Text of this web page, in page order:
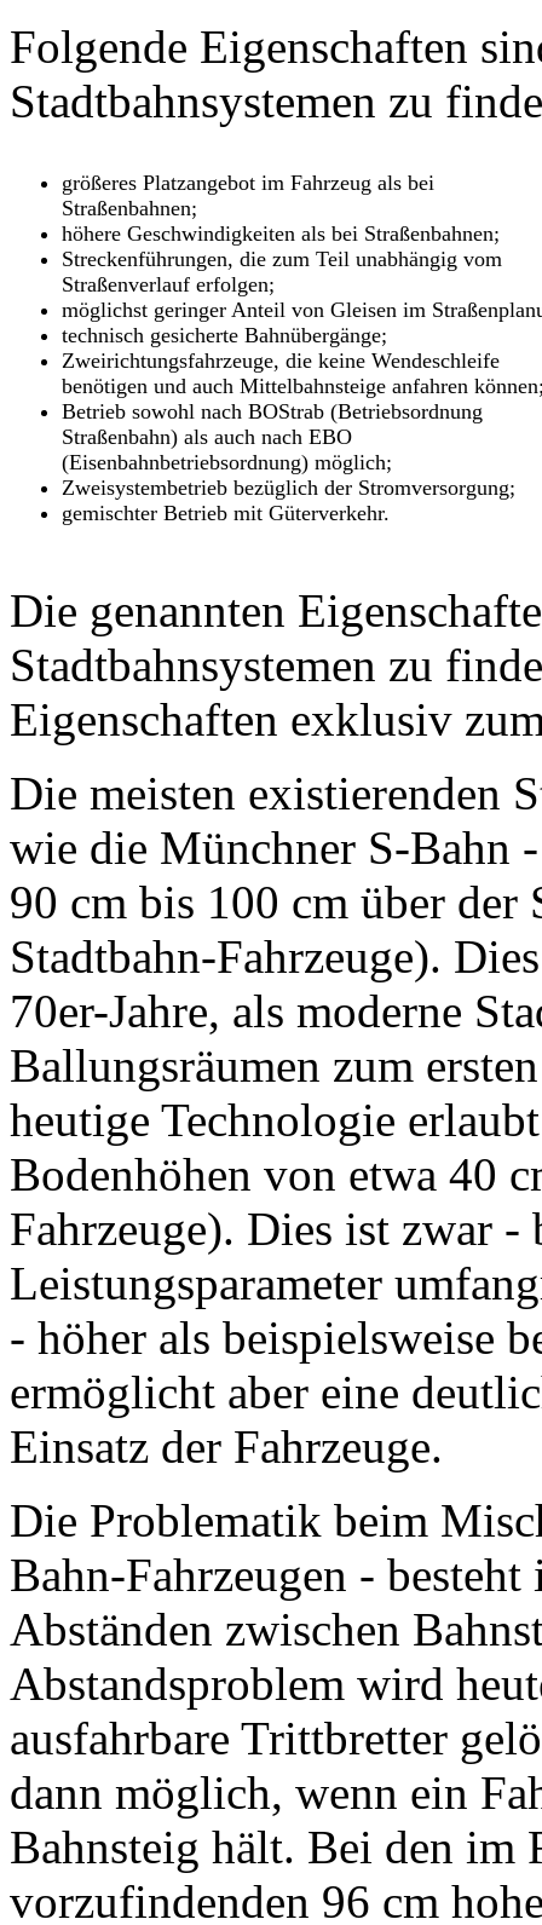
Folgende Eigenschaften
Stadtbahnsystemen zu
größeres Platzangebot im Fahrzeug als bei
Straßenbahnen;
höhere Geschwindigkeiten als bei Straßenbahnen;
Streckenführungen, die zum Teil unabhängig vom
Straßenverlauf erfolgen;
möglichst geringer Anteil von Gleisen im
technisch gesicherte Bahnübergänge;
Zweirichtungsfahrzeuge, die keine Wendeschleife
benötigen und auch Mittelbahnsteige anfahren
Betrieb sowohl nach BOStrab (Betriebsordnung
Straßenbahn) als auch nach EBO
(Eisenbahnbetriebsordnung) möglich;
Zweisystembetrieb bezüglich der Stromversorgung;
gemischter Betrieb mit Güterverkehr.
Die genannten
Stadtbahnsystemen zu
Eigenschaften exklusiv
Die meisten existierenden
wie die Münchner S-Bahn
90 cm bis 100 cm über
Stadtbahn-Fahrzeuge).
70er-Jahre, als moderne
Ballungsräumen zum
heutige Technologie
Bodenhöhen von etwa 40
Fahrzeuge). Dies ist zwar
Leistungsparameter
- höher als beispielsweise
ermöglicht aber eine
Einsatz der Fahrzeuge.
Die Problematik beim
Bahn-Fahrzeugen -
Abständen zwischen
Abstandsproblem wird
ausfahrbare Trittbretter
dann möglich, wenn ein
Bahnsteig hält. Bei den im
vorzufindenden 96 cm